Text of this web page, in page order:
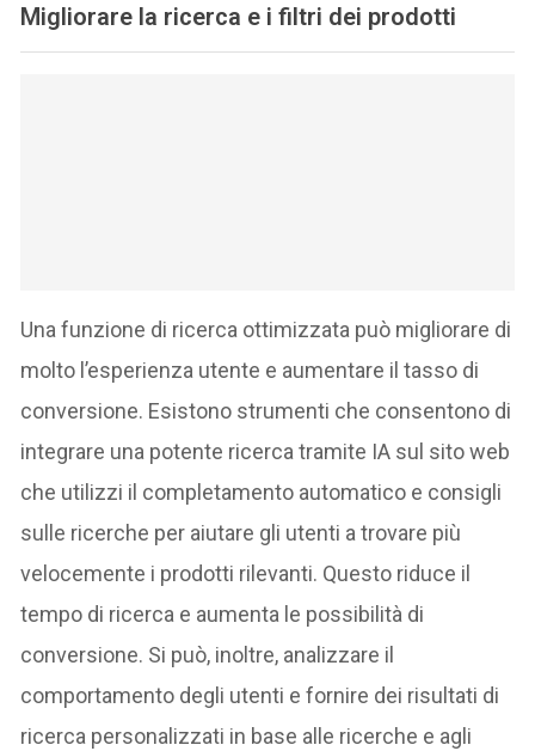
Migliorare la ricerca e i filtri dei prodotti
Una funzione di ricerca ottimizzata può migliorare di
molto l’esperienza utente e aumentare il tasso di
conversione. Esistono strumenti che consentono di
integrare una potente ricerca tramite IA sul sito web
che utilizzi il completamento automatico e consigli
sulle ricerche per aiutare gli utenti a trovare più
velocemente i prodotti rilevanti. Questo riduce il
tempo di ricerca e aumenta le possibilità di
conversione. Si può, inoltre, analizzare il
comportamento degli utenti e fornire dei risultati di
ricerca personalizzati in base alle ricerche e agli